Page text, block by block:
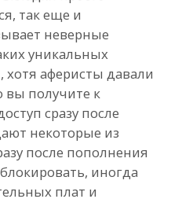
так еще и
неверные
уникальных
хотя аферисты давали
вы получите к
сразу после
некоторые из
после пополнения
иногда
плат и